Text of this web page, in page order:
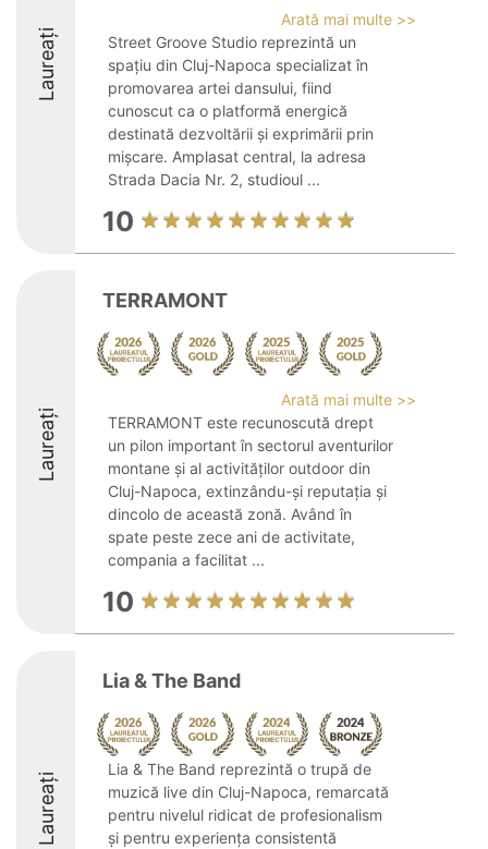
Laureați
Arată mai multe >>
Street Groove Studio reprezintă un
spațiu din Cluj-Napoca specializat în
promovarea artei dansului, fiind
cunoscut ca o platformă energică
destinată dezvoltării și exprimării prin
mișcare. Amplasat central, la adresa
Strada Dacia Nr. 2, studioul ...
10
Laureați
TERRAMONT
Arată mai multe >>
TERRAMONT este recunoscută drept
un pilon important în sectorul aventurilor
montane și al activităților outdoor din
Cluj-Napoca, extinzându-și reputația și
dincolo de această zonă. Având în
spate peste zece ani de activitate,
compania a facilitat ...
10
Laureați
Lia & The Band
Lia & The Band reprezintă o trupă de
muzică live din Cluj-Napoca, remarcată
pentru nivelul ridicat de profesionalism
și pentru experiența consistentă